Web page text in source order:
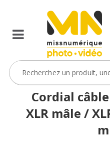
Cordial
XLR mâle /
m